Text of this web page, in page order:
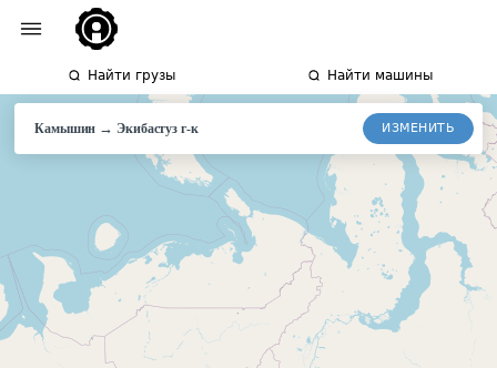
Найти грузы Найти машины
Камышин →Экибастузг-к ИЗМЕНИТЬ